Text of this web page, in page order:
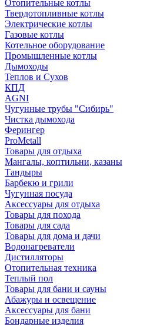
Отопительные котлы
Твердотопливные котлы
Электрические котлы
Газовые котлы
Котельное оборудование
Промышленные котлы
Дымоходы
Теплов и Сухов
КПД
AGNI
Чугунные трубы "Сибирь"
Чистка дымохода
Ферингер
ProMetall
Товары для отдыха
Мангалы, коптильни, казаны
Тандыры
Барбекю и грили
Чугунная посуда
Аксессуары для отдыха
Товары для похода
Товары для сада
Товары для дома и дачи
Водонагреватели
Дистилляторы
Отопительная техника
Теплый пол
Товары для бани и сауны
Абажуры и освещение
Аксессуары для бани
Бондарные изделия